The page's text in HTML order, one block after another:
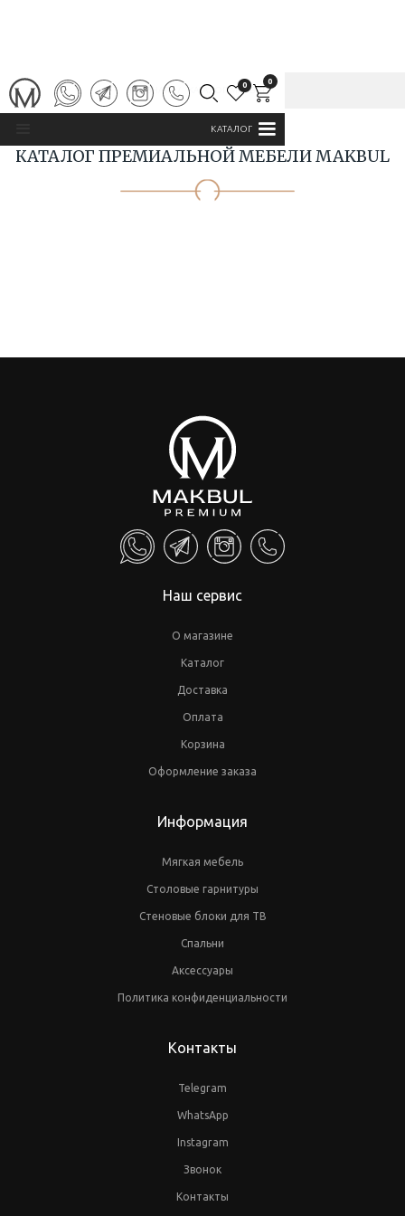
0 0
КАТАЛОГ
ГЛАВНАЯ КАТАЛОГ MAKBUL
КАТАЛОГ ПРЕМИАЛЬНОЙ МЕБЕЛИ MAKBUL
Наш сервис
О магазине
Каталог
Доставка
Оплата
Корзина
Оформление заказа
Информация
Мягкая мебель
Столовые гарнитуры
Стеновые блоки для ТВ
Спальни
Аксессуары
Политика конфиденциальности
Контакты
Telegram
WhatsApp
Instagram
Звонок
Контакты